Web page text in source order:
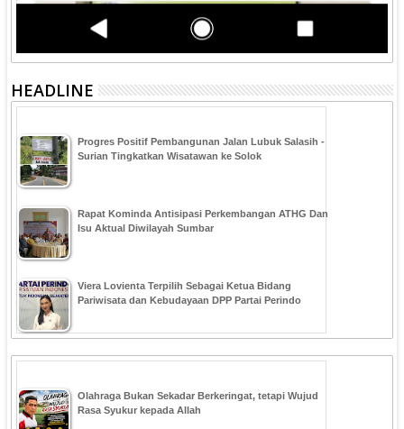
HEADLINE
Progres Positif Pembangunan Jalan Lubuk Salasih -
Surian Tingkatkan Wisatawan ke Solok
Rapat Kominda Antisipasi Perkembangan ATHG Dan
Isu Aktual Diwilayah Sumbar
Viera Lovienta Terpilih Sebagai Ketua Bidang
Pariwisata dan Kebudayaan DPP Partai Perindo
Olahraga Bukan Sekadar Berkeringat, tetapi Wujud
Rasa Syukur kepada Allah